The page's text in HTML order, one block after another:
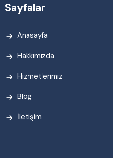
Sayfalar
Anasayfa
Hakkımızda
Hizmetlerimiz
Blog
İletişim